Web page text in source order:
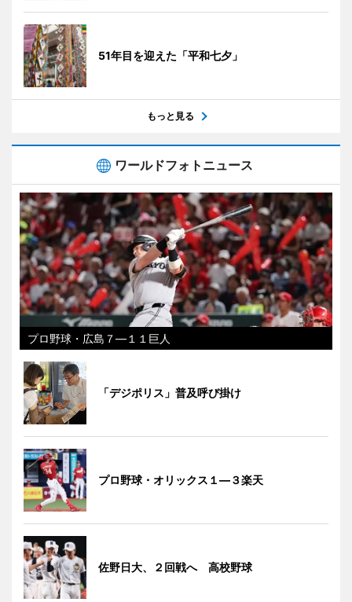
51年目を迎えた「平和七夕」
もっと見る
ワールドフォトニュース
プロ野球・広島７―１１巨人
「デジポリス」普及呼び掛け
プロ野球・オリックス１―３楽天
佐野日大、２回戦へ 高校野球